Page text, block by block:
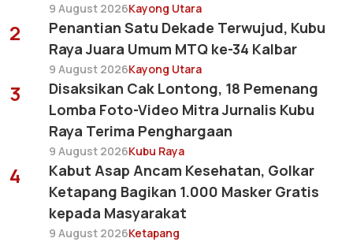
9 August 2026Kayong Utara
2
Penantian Satu Dekade Terwujud, Kubu
Raya Juara Umum MTQ ke-34 Kalbar
9 August 2026Kayong Utara
3
Disaksikan Cak Lontong, 18 Pemenang
Lomba Foto-Video Mitra Jurnalis Kubu
Raya Terima Penghargaan
9 August 2026Kubu Raya
4
Kabut Asap Ancam Kesehatan, Golkar
Ketapang Bagikan 1.000 Masker Gratis
kepada Masyarakat
9 August 2026Ketapang